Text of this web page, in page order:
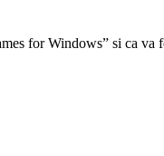
for Windows” si ca